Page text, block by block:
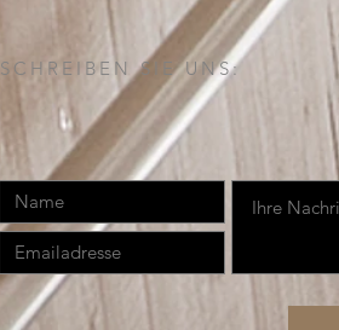
SCHREIBEN SIE UNS: